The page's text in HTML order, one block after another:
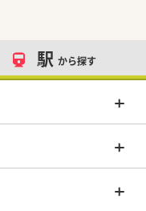
駅 から探す